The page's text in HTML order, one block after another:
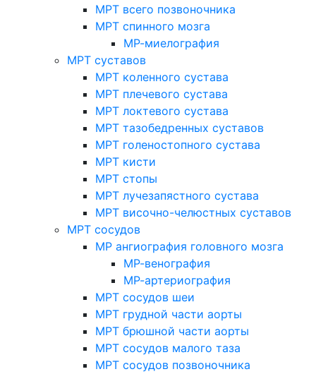
МРТ всего позвоночника
МРТ спинного мозга
МР-миелография
МРТ суставов
МРТ коленного сустава
МРТ плечевого сустава
МРТ локтевого сустава
МРТ тазобедренных суставов
МРТ голеностопного сустава
МРТ кисти
МРТ стопы
МРТ лучезапястного сустава
МРТ височно-челюстных суставов
МРТ сосудов
МР ангиография головного мозга
МР-венография
МР-артериография
МРТ сосудов шеи
МРТ грудной части аорты
МРТ брюшной части аорты
МРТ сосудов малого таза
МРТ сосудов позвоночника